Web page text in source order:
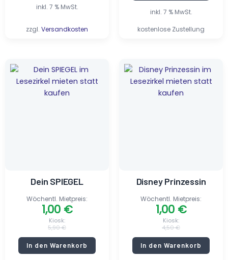
inkl. 7 % MwSt.
zzgl. Versandkosten
inkl. 7 % MwSt.
kostenlose Zustellung
Dein SPIEGEL
Kiosk:
5,90€
Preis
war:
5,90 €
Wöchentl. Mietpreis:
1,00 €
Preis
ist:
1,00 €.
In den Warenkorb
Disney Prinzessin
Kiosk:
4,50€
Preis
war:
4,50 €
Wöchentl. Mietpreis:
1,00 €
Preis
ist:
1,00 €.
In den Warenkorb